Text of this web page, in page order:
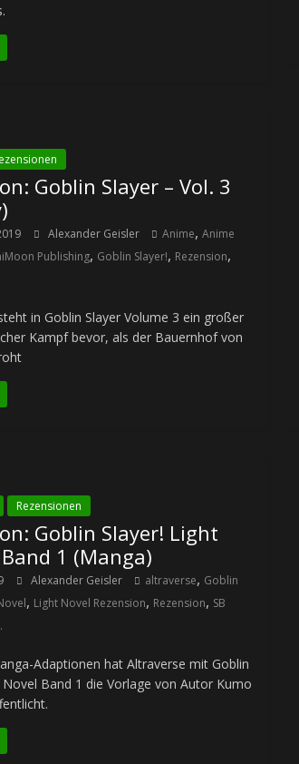
Goblin Slayer – Vol. 3
Alexander Geisler Anime, Anime
Publishing, Goblin Slayer!, Rezension,
in Goblin Slayer Volume 3 ein großer
Kampf bevor, als der Bauernhof von
Rezensionen
Goblin Slayer! Light
1 (Manga)
Alexander Geisler altraverse, Goblin
, Light Novel Rezension, Rezension, SB
Adaptionen hat Altraverse mit Goblin
Novel Band 1 die Vorlage von Autor Kumo